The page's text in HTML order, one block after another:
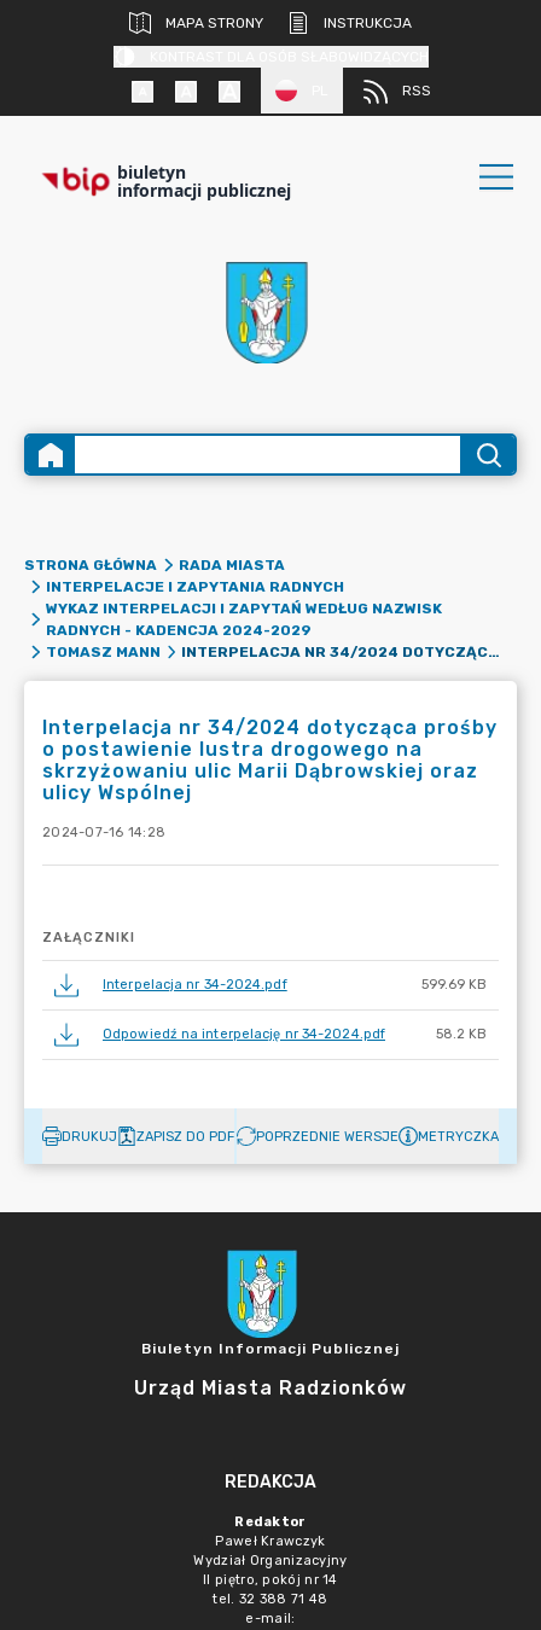
MAPA STRONY
INSTRUKCJA
RSS
biuletyn
informacji publicznej
STRONA GŁÓWNA
RADA MIASTA
INTERPELACJE I ZAPYTANIA RADNYCH
WYKAZ INTERPELACJI I ZAPYTAŃ WEDŁUG NAZWISK
RADNYCH - KADENCJA 2024-2029
TOMASZ MANN
INTERPELACJA NR 34/2024 DOTYCZĄCA PROŚBY O POSTAWIENIE LUSTRA DROGOWEGO NA SKRZYŻOWANIU ULIC MARII DĄBROWSKIEJ ORAZ ULICY WSPÓLNEJ
Interpelacja nr 34/2024 dotycząca prośby
o postawienie lustra drogowego na
skrzyżowaniu ulic Marii Dąbrowskiej oraz
ulicy Wspólnej
2024-07-16 14:28
ZAŁĄCZNIKI
Interpelacja nr 34-2024.pdf 599.69 KB
Odpowiedź na interpelację nr 34-2024.pdf 58.2 KB
DRUKUJ ZAPISZ DO PDF POPRZEDNIE WERSJE METRYCZKA
Biuletyn Informacji Publicznej
Urząd Miasta Radzionków
REDAKCJA
Redaktor
Paweł Krawczyk
Wydział Organizacyjny
II piętro, pokój nr 14
tel. 32 388 71 48
e-mail: